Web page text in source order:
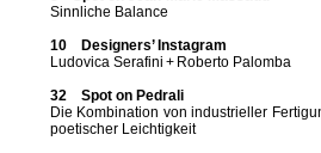
Sinnliche Balance
10 Designers’ Instagram
Ludovica Serafini + Roberto Palomba
32 Spot on Pedrali
Die Kombination von industrieller
poetischer Leichtigkeit